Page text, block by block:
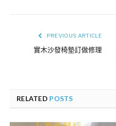
PREVIOUS ARTICLE
實木沙發椅墊訂做修理
RELATED POSTS